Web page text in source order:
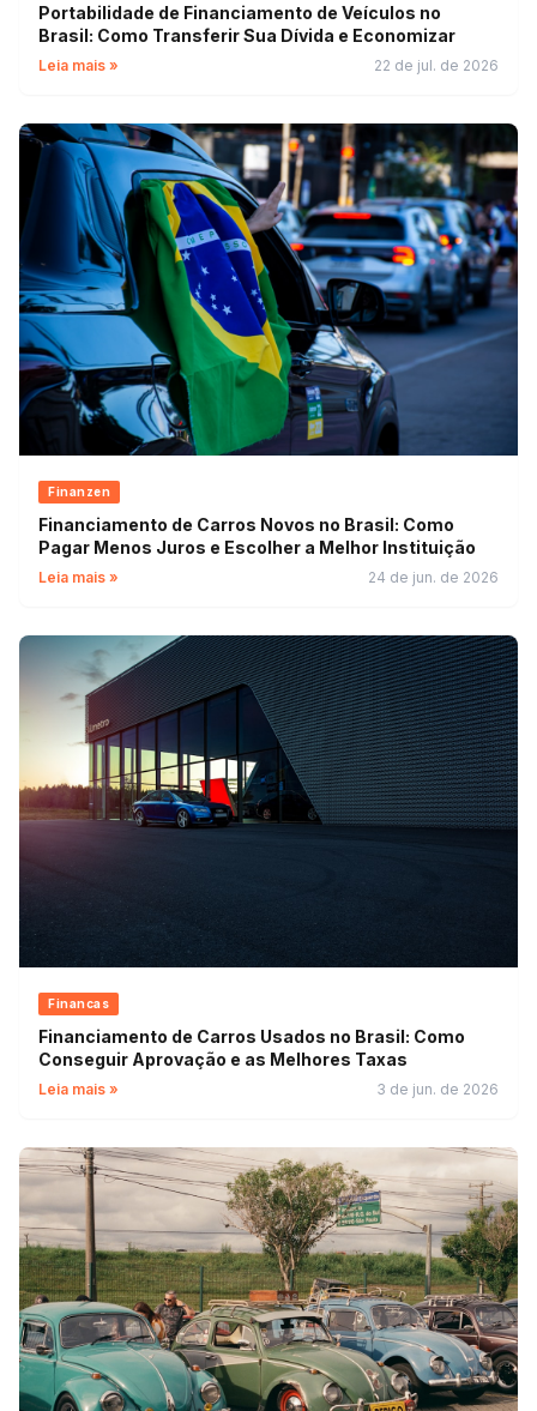
Portabilidade de Financiamento de Veículos no
Brasil: Como Transferir Sua Dívida e Economizar
Leia mais » 22 de jul. de 2026
Finanzen
Financiamento de Carros Novos no Brasil: Como
Pagar Menos Juros e Escolher a Melhor Instituição
Leia mais » 24 de jun. de 2026
Financas
Financiamento de Carros Usados no Brasil: Como
Conseguir Aprovação e as Melhores Taxas
Leia mais » 3 de jun. de 2026